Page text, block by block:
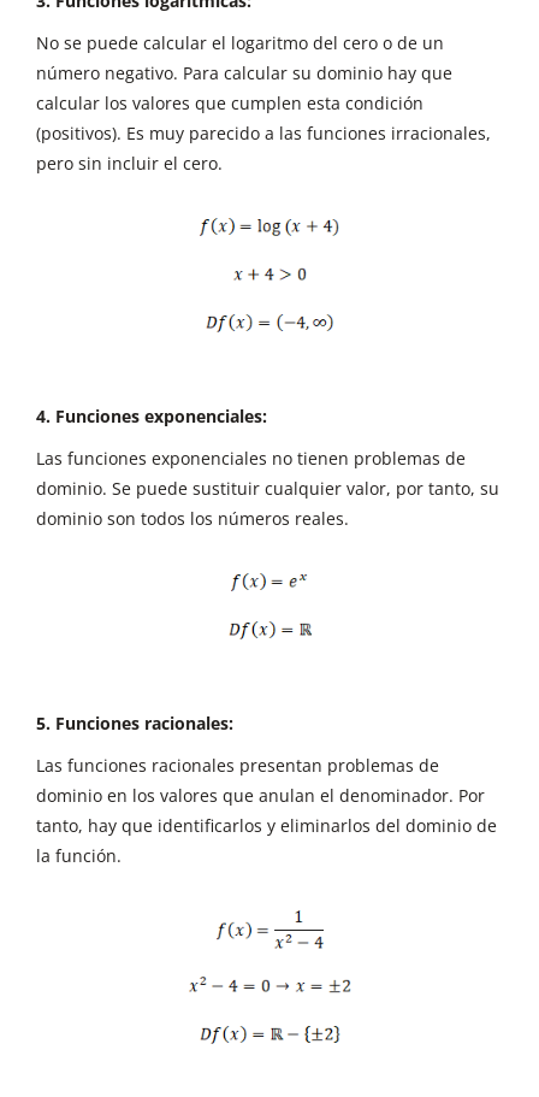
No se puede calcular el logaritmo del cero o de un
número negativo. Para calcular su dominio hay que
calcular los valores que cumplen esta condición
(positivos). Es muy parecido a las funciones irracionales,
pero sin incluir el cero.
4. Funciones exponenciales:
Las funciones exponenciales no tienen problemas de
dominio. Se puede sustituir cualquier valor, por tanto, su
dominio son todos los números reales.
5. Funciones racionales:
Las funciones racionales presentan problemas de
dominio en los valores que anulan el denominador. Por
tanto, hay que identificarlos y eliminarlos del dominio de
la función.